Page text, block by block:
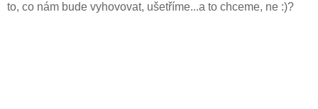
to, co nám bude vyhovovat, ušetříme...a to chceme, ne :)?